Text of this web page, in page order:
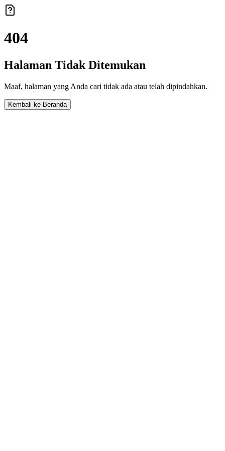
404
Halaman Tidak Ditemukan
Maaf, halaman yang Anda cari tidak ada atau telah dipindahkan.
Kembali ke Beranda